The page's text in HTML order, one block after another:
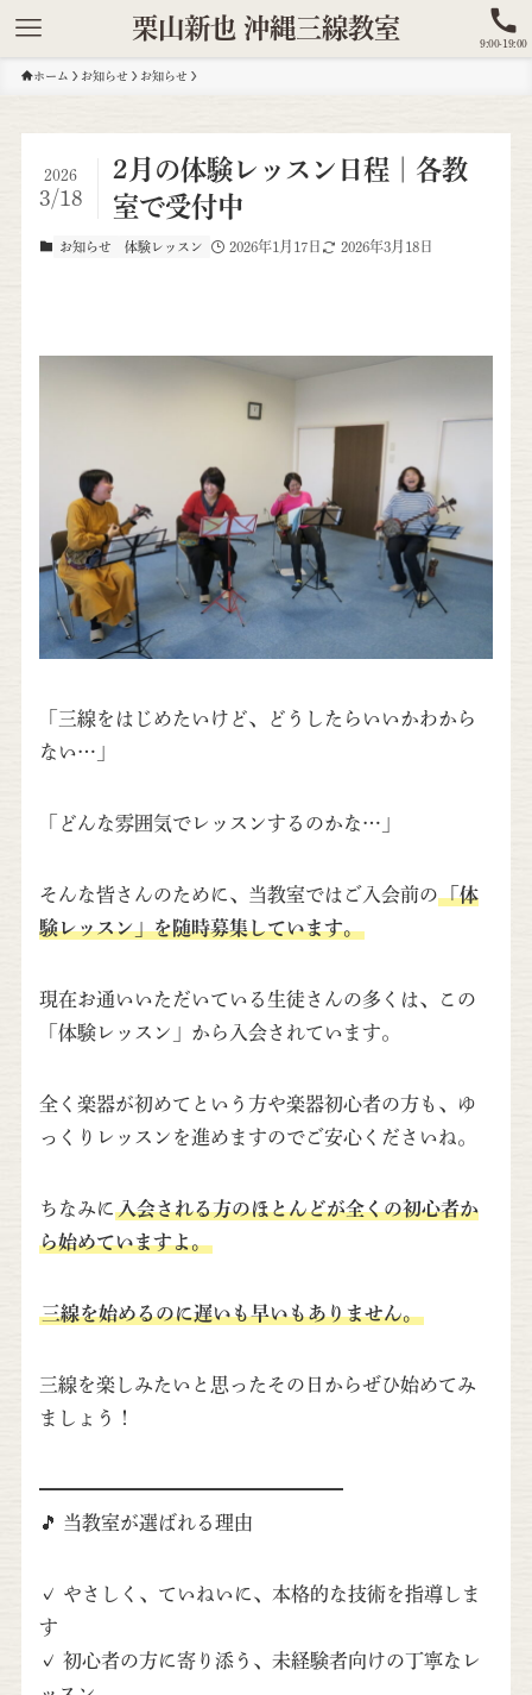
栗山新也 沖縄三線教室
9:00-19:00
ホーム お知らせ お知らせ
2月の体験レッスン日程｜各教
室で受付中
2026
3/18
お知らせ 体験レッスン 2026年1月17日 2026年3月18日
「三線をはじめたいけど、どうしたらいいかわから
ない…」
「どんな雰囲気でレッスンするのかな…」
そんな皆さんのために、当教室ではご入会前の「体
験レッスン」を随時募集しています。
現在お通いいただいている生徒さんの多くは、この
「体験レッスン」から入会されています。
全く楽器が初めてという方や楽器初心者の方も、ゆ
っくりレッスンを進めますのでご安心くださいね。
ちなみに 入会される方のほとんどが全くの初心者か
ら始めていますよ。
三線を始めるのに遅いも早いもありません。
三線を楽しみたいと思ったその日からぜひ始めてみ
ましょう！
━━━━━━━━━━━━━━━━
🎵 当教室が選ばれる理由
✓ やさしく、ていねいに、本格的な技術を指導しま
す
✓ 初心者の方に寄り添う、未経験者向けの丁寧なレ